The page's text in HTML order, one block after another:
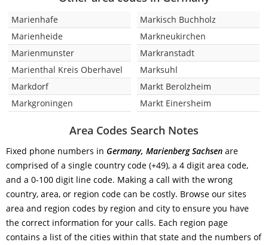
Marienhafe
Marienheide
Marienmunster
Marienthal Kreis Oberhavel
Markdorf
Markgroningen
Markisch Buchholz
Markneukirchen
Markranstadt
Marksuhl
Markt Berolzheim
Markt Einersheim
Area Codes Search Notes
Fixed phone numbers in Germany, Marienberg Sachsen are
comprised of a single country code (+49), a 4 digit area code,
and a 0-100 digit line code. Making a call with the wrong
country, area, or region code can be costly. Browse our sites
area and region codes by region and city to ensure you have
the correct information for your calls. Each region page
contains a list of the cities within that state and the numbers of